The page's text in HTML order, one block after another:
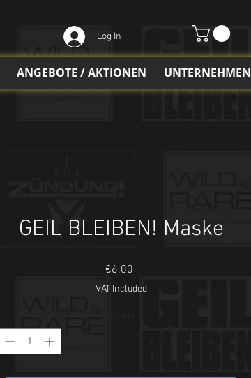
Log In
GEIL BLEIBEN! Maske
€6.00
VAT Included
ANGEBOTE / AKTIONEN UNTERNEHMEN